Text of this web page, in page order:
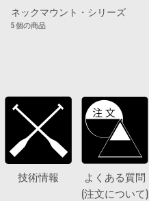
ネックマウント・シリーズ
5 個の商品
技術情報
よくある質問
(注文について)